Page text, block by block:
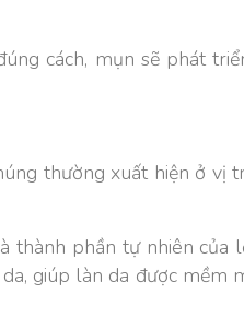
cách, mụn sẽ phát
thường xuất hiện ở vị
thành phần tự nhiên của
giúp làn da được mềm